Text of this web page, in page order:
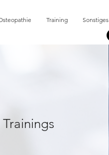
Training Sonstiges